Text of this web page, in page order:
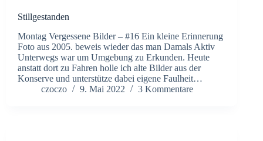
Stillgestanden
Montag Vergessene Bilder – #16 Ein kleine Erinnerung
Foto aus 2005. beweis wieder das man Damals Aktiv
Unterwegs war um Umgebung zu Erkunden. Heute
anstatt dort zu Fahren holle ich alte Bilder aus der
Konserve und unterstütze dabei eigene Faulheit…
czoczo
9. Mai 2022 3 Kommentare